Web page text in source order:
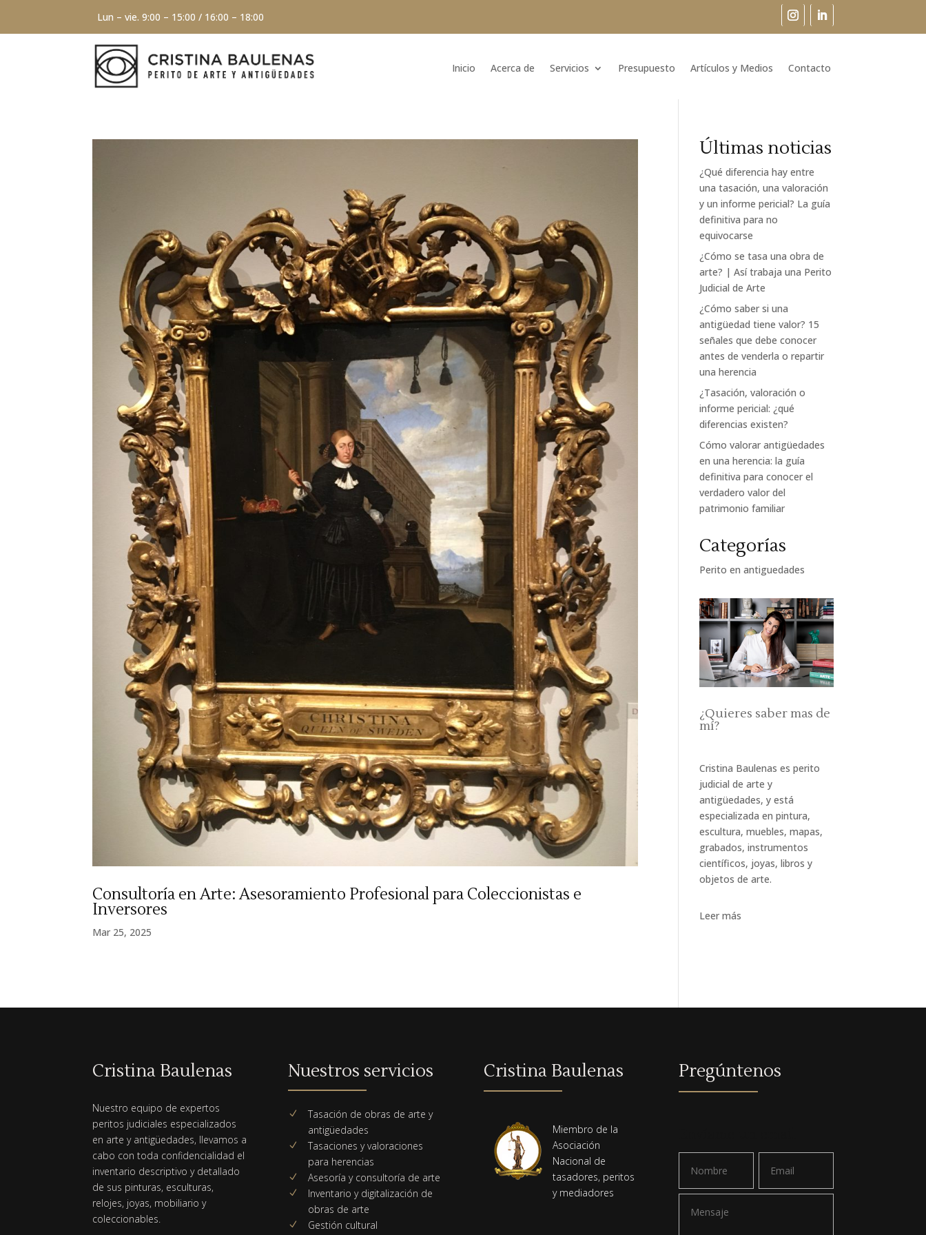
Lun – vie. 9:00 – 15:00 / 16:00 – 18:00
Inicio Acerca de Servicios Presupuesto Artículos y Medios Contacto
Consultoría en Arte: Asesoramiento Profesional para Coleccionistas e
Inversores
Mar 25, 2025
Últimas noticias
¿Qué diferencia hay entre
una tasación, una valoración
y un informe pericial? La guía
definitiva para no
equivocarse
¿Cómo se tasa una obra de
arte? | Así trabaja una Perito
Judicial de Arte
¿Cómo saber si una
antigüedad tiene valor? 15
señales que debe conocer
antes de venderla o repartir
una herencia
¿Tasación, valoración o
informe pericial: ¿qué
diferencias existen?
Cómo valorar antigüedades
en una herencia: la guía
definitiva para conocer el
verdadero valor del
patrimonio familiar
Categorías
Perito en antiguedades
¿Quieres saber mas de
mí?
Cristina Baulenas es perito
judicial de arte y
antigüedades, y está
especializada en pintura,
escultura, muebles, mapas,
grabados, instrumentos
científicos, joyas, libros y
objetos de arte.
Leer más
Cristina Baulenas
Nuestro equipo de expertos
peritos judiciales especializados
en arte y antigüedades, llevamos a
cabo con toda confidencialidad el
inventario descriptivo y detallado
de sus pinturas, esculturas,
relojes, joyas, mobiliario y
coleccionables.
Nuestros servicios
N
Tasación de obras de arte y
antigüedades
N
Tasaciones y valoraciones
para herencias
N Asesoría y consultoría de arte
N
Inventario y digitalización de
obras de arte
N Gestión cultural
Cristina Baulenas
Miembro de la
Asociación
Nacional de
tasadores, peritos
y mediadores
Pregúntenos